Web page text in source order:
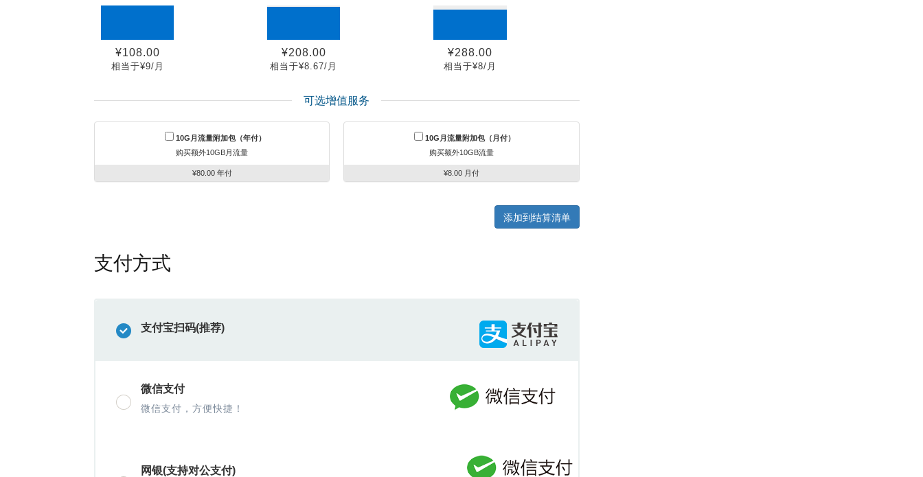
¥108.00
相当于¥9/月
¥208.00
相当于¥8.67/月
¥288.00
相当于¥8/月
可选增值服务
10G月流量附加包（年付）
购买额外10GB月流量
¥80.00 年付
10G月流量附加包（月付）
购买额外10GB流量
¥8.00 月付
添加到结算清单
支付方式
支付宝扫码(推荐)
微信支付
微信支付，方便快捷！
网银(支持对公支付)